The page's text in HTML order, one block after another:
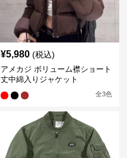
¥5,980 (税込)
アメカジ ボリューム襟ショート
丈中綿入りジャケット
全3色